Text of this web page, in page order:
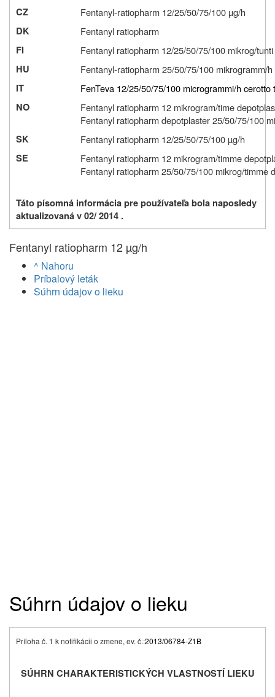
CZ
Fentanyl-ratiopharm 12/25/50/75/100 µg/h
DK
Fentanyl ratiopharm
FI
Fentanyl ratiopharm 12/25/50/75/100 mikrog/
HU
Fentanyl-ratiopharm 25/50/75/100 mikrogramm/
IT
FenTeva 12/25/50/75/100 microgrammi/h cerotto
NO
Fentanyl ratiopharm 12 mikrogram/time
Fentanyl ratiopharm depotplaster 25/50/75/100
SK
Fentanyl ratiopharm 12/25/50/75/100 µg/h
SE
Fentanyl ratiopharm 12 mikrogram/timme
Fentanyl ratiopharm 25/50/75/100 mikrog/timme
Táto písomná informácia pre používateľa bola naposledy
aktualizovaná v 02/ 2014 .
Fentanyl ratiopharm 12 µg/h
^ Nahoru
Príbalový leták
Súhrn údajov o lieku
Súhrn údajov o lieku
Príloha č. 1 k notifikácii o zmene, ev. č.:2013/06784-Z1B
SÚHRN CHARAKTERISTICKÝCH VLASTNOSTÍ LIEKU